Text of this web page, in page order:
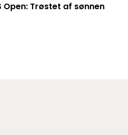
Trøstet af sønnen